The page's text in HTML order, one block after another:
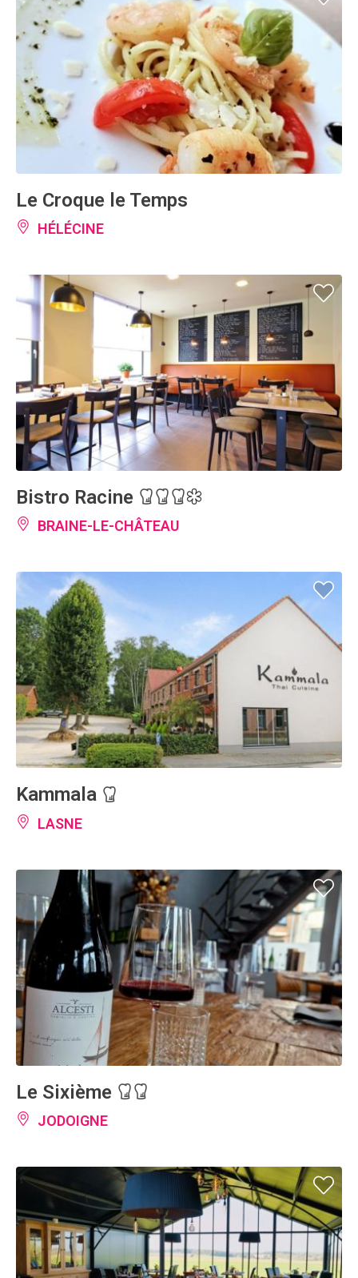
Le Croque le Temps
HÉLÉCINE
Bistro Racine
BRAINE-LE-CHÂTEAU
Kammala
LASNE
Le Sixième
JODOIGNE